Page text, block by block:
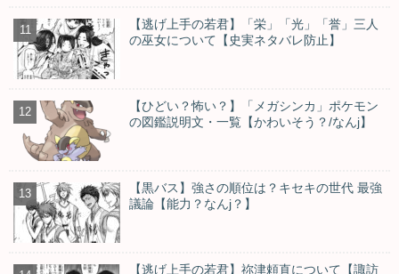
【逃げ上手の若君】「栄」「光」「誉」三人
の巫女について【史実ネタバレ防止】
【ひどい？怖い？】「メガシンカ」ポケモン
の図鑑説明文・一覧【かわいそう？/なんj】
【黒バス】強さの順位は？キセキの世代 最強
議論【能力？なんj？】
【逃げ上手の若君】祢津頼直について【諏訪